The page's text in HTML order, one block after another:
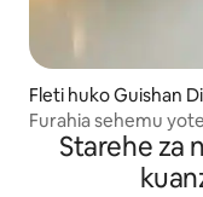
Fleti huko Guishan
Furahia sehemu
Life Circle
Starehe za